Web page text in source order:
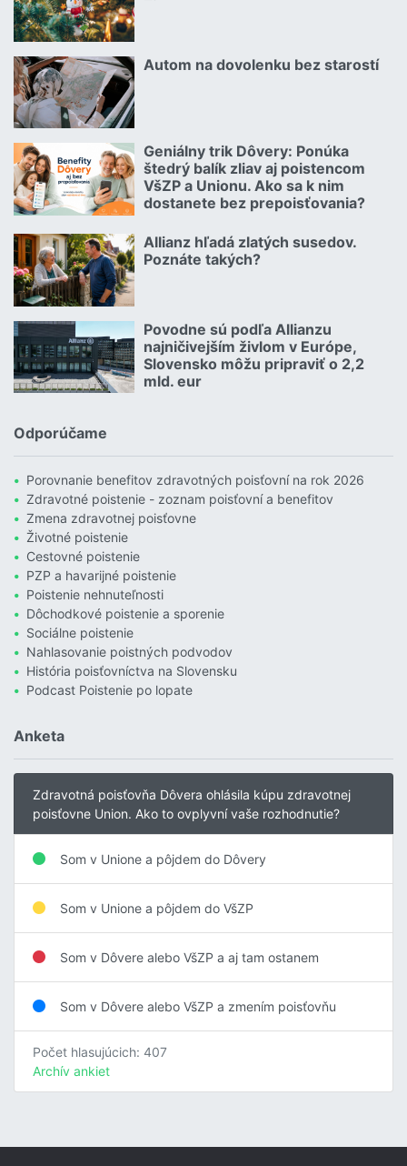
Autom na dovolenku bez starostí
02.07.2026 |
Geniálny trik Dôvery: Ponúka
štedrý balík zliav aj poistencom
VšZP a Unionu. Ako sa k nim
dostanete bez prepoisťovania?
06.07.2026 | | redakcia
Allianz hľadá zlatých susedov.
Poznáte takých?
08.07.2026 |
Povodne sú podľa Allianzu
najničivejším živlom v Európe,
Slovensko môžu pripraviť o 2,2
mld. eur
23.07.2026 |
Odporúčame
Porovnanie benefitov zdravotných poisťovní na rok 2026
Zdravotné poistenie - zoznam poisťovní a benefitov
Zmena zdravotnej poisťovne
Životné poistenie
Cestovné poistenie
PZP a havarijné poistenie
Poistenie nehnuteľnosti
Dôchodkové poistenie a sporenie
Sociálne poistenie
Nahlasovanie poistných podvodov
História poisťovníctva na Slovensku
Podcast Poistenie po lopate
Anketa
Zdravotná poisťovňa Dôvera ohlásila kúpu zdravotnej
poisťovne Union. Ako to ovplyvní vaše rozhodnutie?
Som v Unione a pôjdem do Dôvery
Som v Unione a pôjdem do VšZP
Som v Dôvere alebo VšZP a aj tam ostanem
Som v Dôvere alebo VšZP a zmením poisťovňu
Počet hlasujúcich: 407
Archív ankiet